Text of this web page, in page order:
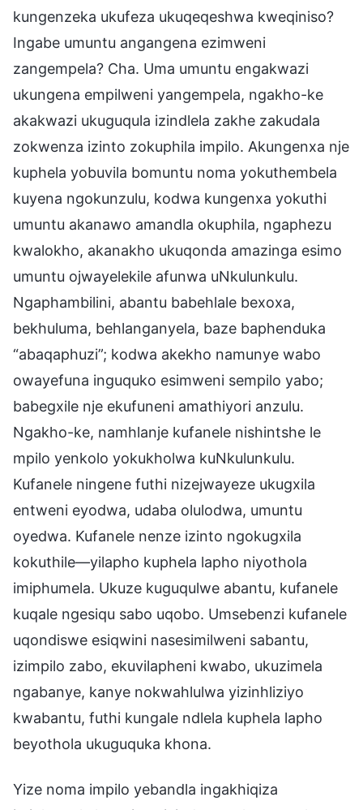
kungenzeka ukufeza ukuqeqeshwa kweqiniso?
Ingabe umuntu angangena ezimweni
zangempela? Cha. Uma umuntu engakwazi
ukungena empilweni yangempela, ngakho-ke
akakwazi ukuguqula izindlela zakhe zakudala
zokwenza izinto zokuphila impilo. Akungenxa nje
kuphela yobuvila bomuntu noma yokuthembela
kuyena ngokunzulu, kodwa kungenxa yokuthi
umuntu akanawo amandla okuphila, ngaphezu
kwalokho, akanakho ukuqonda amazinga esimo
umuntu ojwayelekile afunwa uNkulunkulu.
Ngaphambilini, abantu babehlale bexoxa,
bekhuluma, behlanganyela, baze baphenduka
“abaqaphuzi”; kodwa akekho namunye wabo
owayefuna inguquko esimweni sempilo yabo;
babegxile nje ekufuneni amathiyori anzulu.
Ngakho-ke, namhlanje kufanele nishintshe le
mpilo yenkolo yokukholwa kuNkulunkulu.
Kufanele ningene futhi nizejwayeze ukugxila
entweni eyodwa, udaba olulodwa, umuntu
oyedwa. Kufanele nenze izinto ngokugxila
kokuthile—yilapho kuphela lapho niyothola
imiphumela. Ukuze kuguqulwe abantu, kufanele
kuqale ngesiqu sabo uqobo. Umsebenzi kufanele
uqondiswe esiqwini nasesimilweni sabantu,
izimpilo zabo, ekuvilapheni kwabo, ukuzimela
ngabanye, kanye nokwahlulwa yizinhliziyo
kwabantu, futhi kungale ndlela kuphela lapho
beyothola ukuguquka khona.
Yize noma impilo yebandla ingakhiqiza